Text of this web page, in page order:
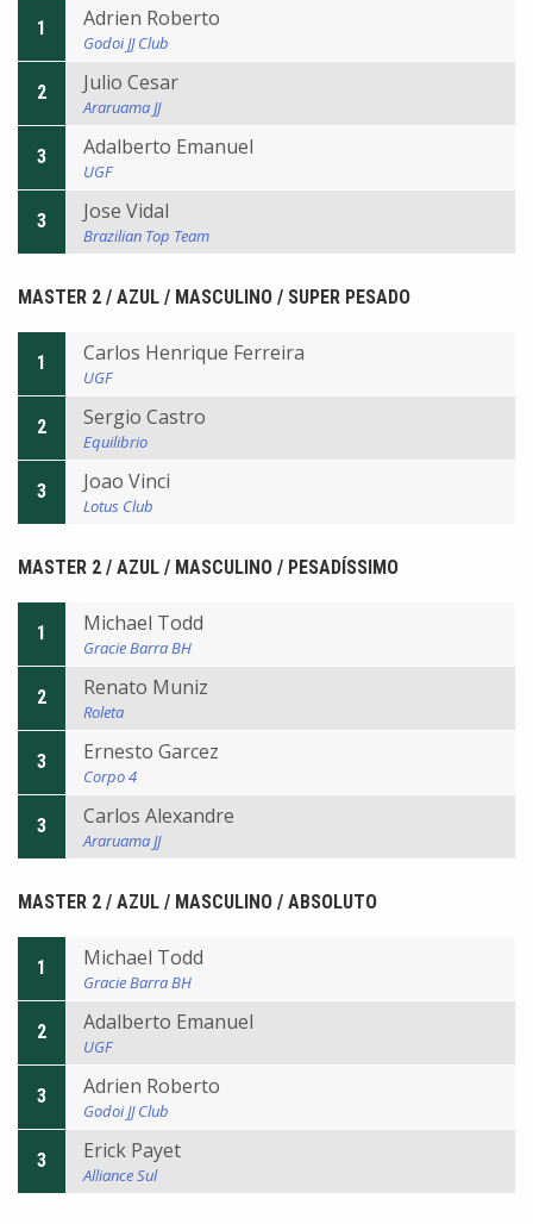
1 Adrien Roberto
Godoi JJ Club
2 Julio Cesar
Araruama JJ
3 Adalberto Emanuel
UGF
3 Jose Vidal
Brazilian Top Team
MASTER 2 / AZUL / MASCULINO / SUPER PESADO
1 Carlos Henrique Ferreira
UGF
2 Sergio Castro
Equilibrio
3 Joao Vinci
Lotus Club
MASTER 2 / AZUL / MASCULINO / PESADÍSSIMO
1 Michael Todd
Gracie Barra BH
2 Renato Muniz
Roleta
3 Ernesto Garcez
Corpo 4
3 Carlos Alexandre
Araruama JJ
MASTER 2 / AZUL / MASCULINO / ABSOLUTO
1 Michael Todd
Gracie Barra BH
2 Adalberto Emanuel
UGF
3 Adrien Roberto
Godoi JJ Club
3 Erick Payet
Alliance Sul